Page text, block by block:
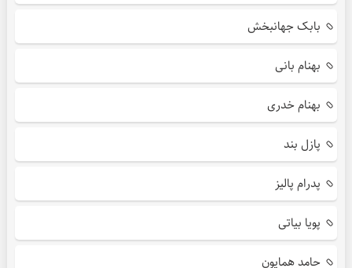
بابک جهانبخش
بهنام بانی
بهنام خدری
پازل بند
پدرام پالیز
پویا بیاتی
حامد همایون